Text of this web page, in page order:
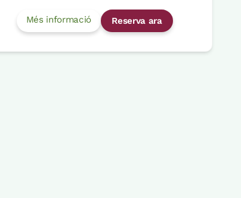
Més informació Reserva ara